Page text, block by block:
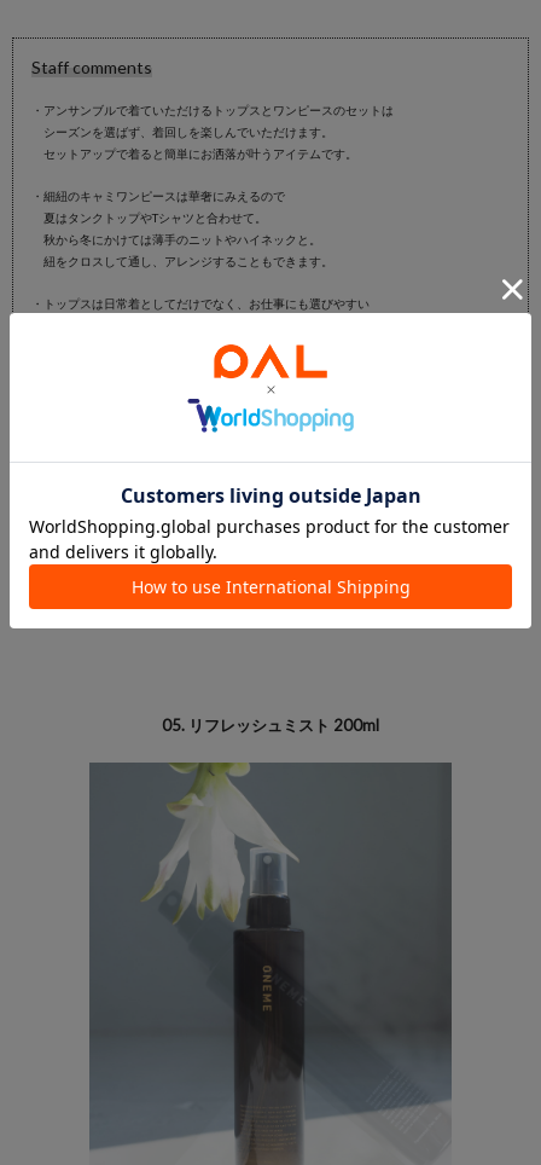
Staff comments
・アンサンブルで着ていただけるトップスとワンピースのセットは
シーズンを選ばず、着回しを楽しんでいただけます。
セットアップで着ると簡単にお洒落が叶うアイテムです。
・細紐のキャミワンピースは華奢にみえるので
夏はタンクトップやTシャツと合わせて。
秋から冬にかけては薄手のニットやハイネックと。
紐をクロスして通し、アレンジすることもできます。
・トップスは日常着としてだけでなく、お仕事にも選びやすい
インスタイルもアウトスタイルもしやすい絶妙な着丈は
プリーツ加工を施している為、
BUY
05. リフレッシュミスト 200ml